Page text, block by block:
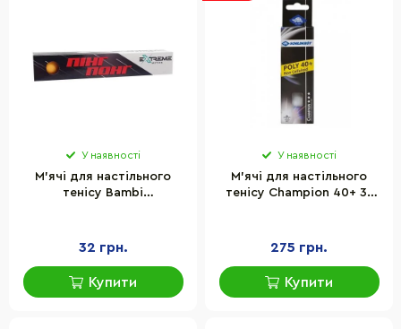
У наявності
М'ячі для настільного
тенісу Bambi
32 грн.
Купити
У наявності
М'ячі для настільного
тенісу Champion 40+ 3*
275 грн.
Купити